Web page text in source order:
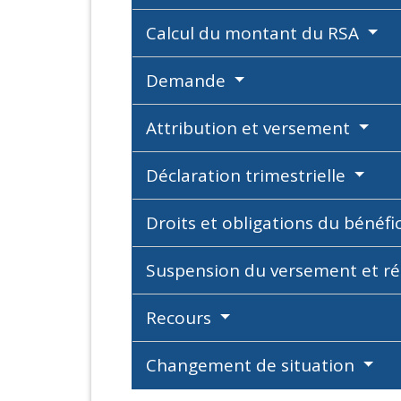
Calcul du montant du RSA
Demande
Attribution et versement
Déclaration trimestrielle
Droits et obligations du
Suspension du versement et
Recours
Changement de situation